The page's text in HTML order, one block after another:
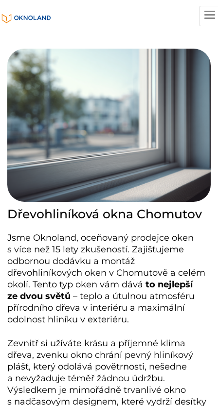
Dřevohliníková okna Chomutov
Jsme Oknoland, oceňovaný prodejce oken
s více než 15 lety zkušeností. Zajišťujeme
odbornou dodávku a montáž
dřevohliníkových oken v Chomutově a celém
okolí. Tento typ oken vám dává to nejlepší
ze dvou světů – teplo a útulnou atmosféru
přírodního dřeva v interiéru a maximální
odolnost hliníku v exteriéru.
Zevnitř si užíváte krásu a příjemné klima
dřeva, zvenku okno chrání pevný hliníkový
plášť, který odolává povětrnosti, nešedne
a nevyžaduje téměř žádnou údržbu.
Výsledkem je mimořádně trvanlivé okno
s nadčasovým designem, které vydrží desítky